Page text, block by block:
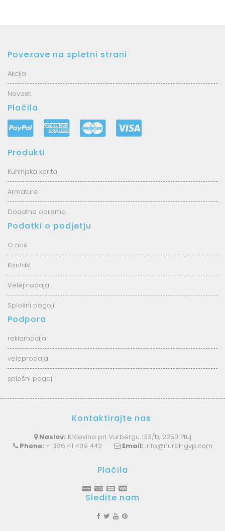
Povezave na spletni strani
Akcija
Novosti
Plačila
Produkti
Kuhinjska korita
Armature
Dodatna oprema
Podatki o podjetju
O nas
Kontakt
Veleprodaja
Splošni pogoji
Podpora
reklamacija
veleprodaja
splošni pogoji
Kontaktirajte nas
Naslov: Krčevina pri Vurbergu 133/b, 2250 Ptuj
Phone: + 386 41 409 442 Email: info@nural-gvp.com
Plačila
Sledite nam